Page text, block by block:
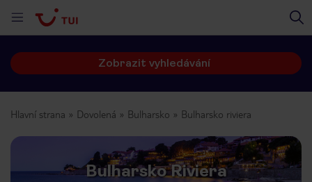
Zobrazit vyhledávání
Hlavní strana Dovolená Bulharsko Bulharsko riviera
Bulharsko Riviera